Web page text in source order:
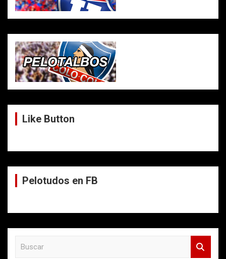
Like Button
Pelotudos en FB